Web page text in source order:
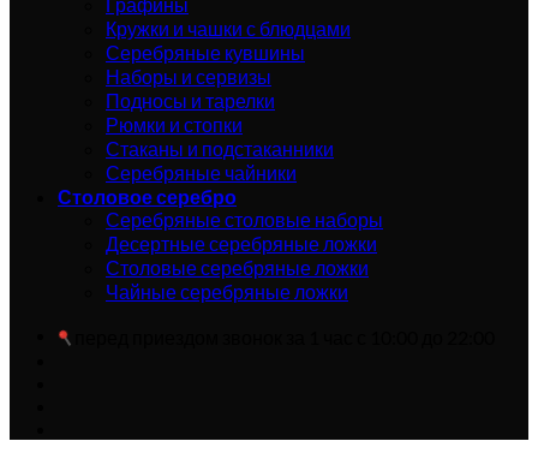
Кружки и чашки с блюдцами
Серебряные кувшины
Наборы и сервизы
Подносы и тарелки
Рюмки и стопки
Стаканы и подстаканники
Серебряные чайники
Столовое серебро
Серебряные столовые наборы
Десертные серебряные ложки
Столовые серебряные ложки
Чайные серебряные ложки